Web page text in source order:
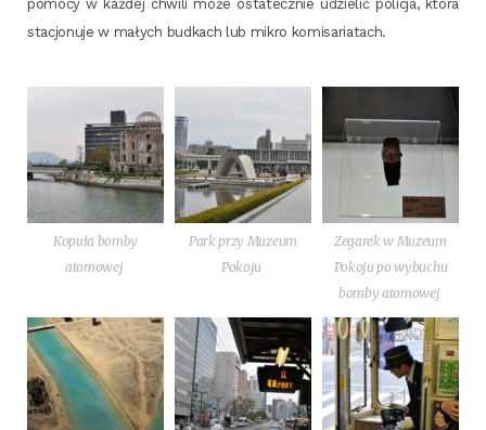
pomo­cy w każ­dej chwi­li może osta­tecz­nie udzie­lić poli­cja, któ­ra
sta­cjo­nu­je w małych bud­kach lub mikro komisariatach.
Kopu­ła bom­by
atomowej
Park przy Muzeum
Pokoju
Zega­rek w Muzeum
Poko­ju po wybu­chu
bom­by atomowej